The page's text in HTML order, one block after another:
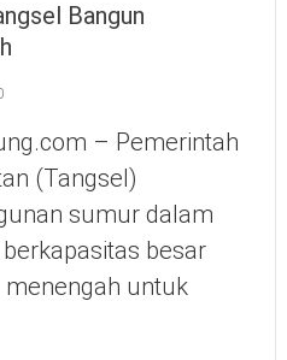
Bangun
– Pemerintah
(Tangsel)
sumur dalam
besar
untuk